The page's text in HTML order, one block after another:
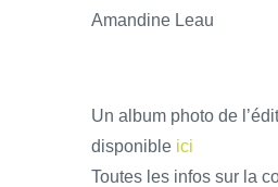
Amandine Leau
Un album photo de
disponible ici
Toutes les infos sur la